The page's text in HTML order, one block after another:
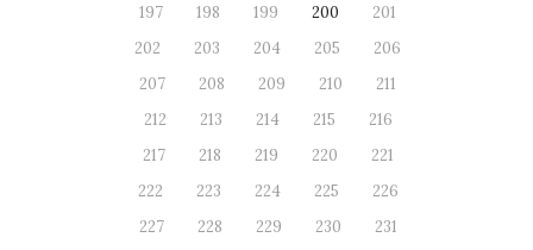
197
198 199 200
201
202
203 204 205
206
207
208 209 210
211
212
213 214 215
216
217
218 219 220
221
222
223 224 225
226
227
228 229 230
231